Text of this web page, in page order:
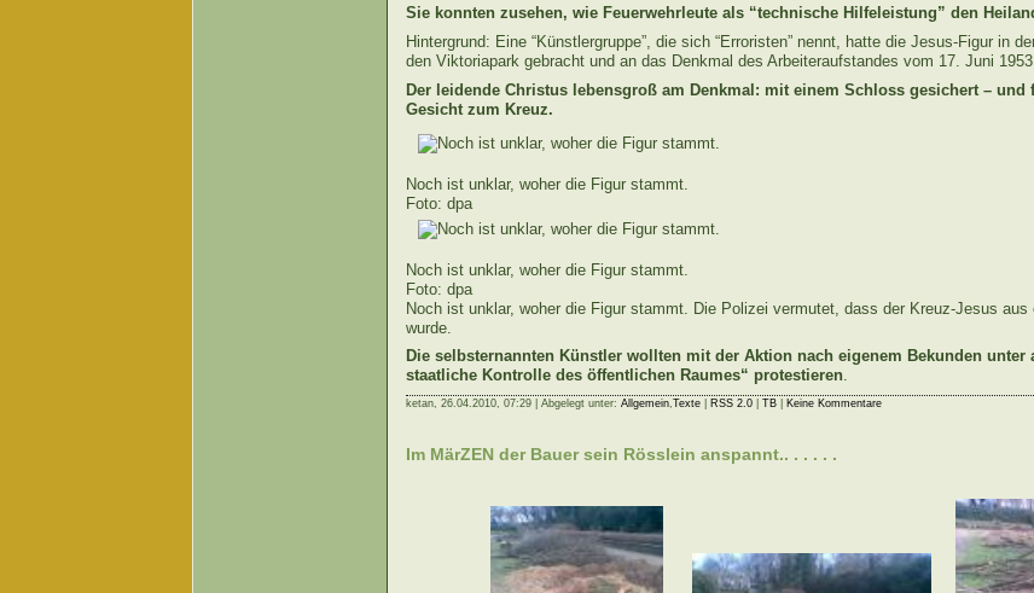
Sie konnten zusehen, wie Feuerwehrleute als “technische Hilfeleistung” den
Hintergrund: Eine “Künstlergruppe”, die sich “Erroristen” nennt, hatte die Jesus-Figur in
den Viktoriapark gebracht und an das Denkmal des Arbeiteraufstandes vom 17. Juni 1953
Der leidende Christus lebensgroß am Denkmal: mit einem Schloss gesichert – und
Gesicht zum Kreuz.
Noch ist unklar, woher die Figur stammt.
Foto: dpa
Noch ist unklar, woher die Figur stammt.
Foto: dpa
Noch ist unklar, woher die Figur stammt. Die Polizei vermutet, dass der Kreuz-Jesus aus
wurde.
Die selbsternannten Künstler wollten mit der Aktion nach eigenem Bekunden unter
staatliche Kontrolle des öffentlichen Raumes“ protestieren.
ketan, 26.04.2010, 07:29 | Abgelegt unter: Allgemein,Texte RSS 2.0 TB Keine Kommentare
Im MärZEN der Bauer sein Rösslein anspannt.. . . . . .